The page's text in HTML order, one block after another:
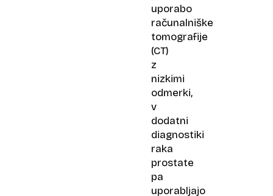
uporabo
računalniške
tomografije
(CT)
z
nizkimi
odmerki,
v
dodatni
diagnostiki
raka
prostate
pa
uporabljajo